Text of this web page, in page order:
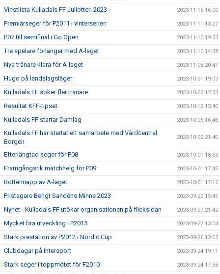
Vinstlista Kulladals FF Jullotteri 2023 2023-11-16 16:00
Premiärseger för P2011 i vinterserien 2023-11-11 13:27
P07 till semifinal i Go Open 2023-11-10 19:33
Tre spelare förlänger med A-laget 2023-11-10 14:38
Nya tränare klara för A-laget 2023-11-06 20:47
Hugo på landslagsläger 2023-10-31 19:09
Kulladals FF söker fler tränare 2023-10-22 12:33
Resultat KFF-tipset 2023-10-12 15:40
Kulladals FF startar Damlag 2023-10-05 16:46
Kulladals FF har startat ett samarbete med Vårdcentral
Borgen
2023-10-02 21:40
Efterlängtad seger för P08 2023-10-01 18:53
Framgångsrik matchhelg för P09 2023-10-01 17:45
Bottennapp av A-laget 2023-10-01 17:12
Pristagare Bengt Sandéns Minne 2023 2023-09-29 15:47
Nyhet - Kulladals FF utökar organisationen på flicksidan 2023-09-27 21:42
Mycket bra utveckling i P2015 2023-09-27 13:04
Stark prestation av P2012 i Nordic Cup 2023-09-26 13:03
Clubdagar på Intersport 2023-09-24 19:11
Stark seger i toppmötet för F2010 2023-09-24 17:35